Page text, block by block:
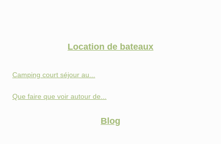
Location de bateaux
Camping court séjour au...
Que faire que voir autour de...
Blog